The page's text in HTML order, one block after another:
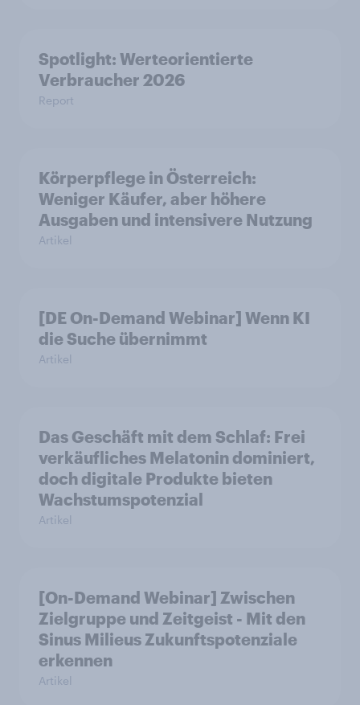
Spotlight: Werteorientierte
Verbraucher 2026
Report
Körperpflege in Österreich:
Weniger Käufer, aber höhere
Ausgaben und intensivere Nutzung
Artikel
[DE On-Demand Webinar] Wenn KI
die Suche übernimmt
Artikel
Das Geschäft mit dem Schlaf: Frei
verkäufliches Melatonin dominiert,
doch digitale Produkte bieten
Wachstumspotenzial
Artikel
[On-Demand Webinar] Zwischen
Zielgruppe und Zeitgeist - Mit den
Sinus Milieus Zukunftspotenziale
erkennen
Artikel